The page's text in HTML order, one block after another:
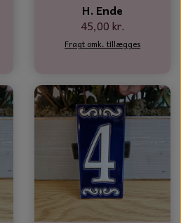
DECOR
BLOMSTER
H. Ende
45,00 kr.
Fragt omk. tillægges